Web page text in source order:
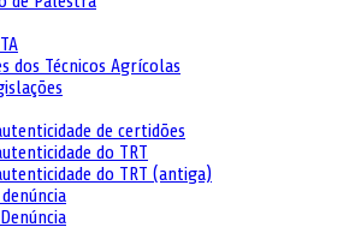
dos Técnicos Agrícolas
de certidões
do TRT
do TRT (antiga)